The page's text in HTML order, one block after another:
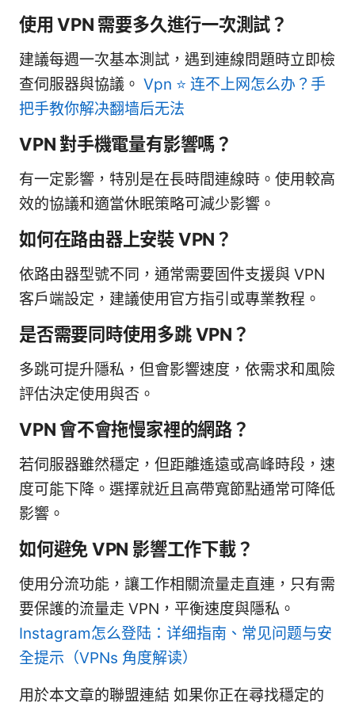
使用 VPN 需要多久進行一次測試？
建議每週一次基本測試，遇到連線問題時立即檢
查伺服器與協議。 Vpn ⭐ 连不上网怎么办？手
把手教你解决翻墙后无法
VPN 對手機電量有影響嗎？
有一定影響，特別是在長時間連線時。使用較高
效的協議和適當休眠策略可減少影響。
如何在路由器上安裝 VPN？
依路由器型號不同，通常需要固件支援與 VPN
客戶端設定，建議使用官方指引或專業教程。
是否需要同時使用多跳 VPN？
多跳可提升隱私，但會影響速度，依需求和風險
評估決定使用與否。
VPN 會不會拖慢家裡的網路？
若伺服器雖然穩定，但距離遙遠或高峰時段，速
度可能下降。選擇就近且高帶寬節點通常可降低
影響。
如何避免 VPN 影響工作下載？
使用分流功能，讓工作相關流量走直連，只有需
要保護的流量走 VPN，平衡速度與隱私。
Instagram怎么登陆：详细指南、常见问题与安
全提示（VPNs 角度解读）
用於本文章的聯盟連結 如果你正在尋找穩定的